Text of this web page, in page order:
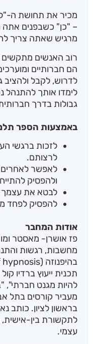
מכיר את תחושת ה-
– "כן" כשבפנים
מרגיש שאתה צריך
רוב האנשים מתקשים
הם חברותיים
לדרוש, לקבל ולהציב
לימדו אותך להתנהל
גבולות בדרך
באמצעות הספר
לזכות ברגשי
לרצותם.
לאפשר
ולהפסיק
לבטא את
להפסיק לפחד
אודות המחבר
מחשבות, רגשות
תכנית ייעוץ ברדיו
להיות מגנט חברתי",
מעביר קורסים בתל
בראשון לציון. כותב
לתקשורת בין-אישית,
עצמי.